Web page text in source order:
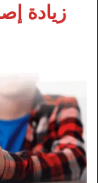
زيادة